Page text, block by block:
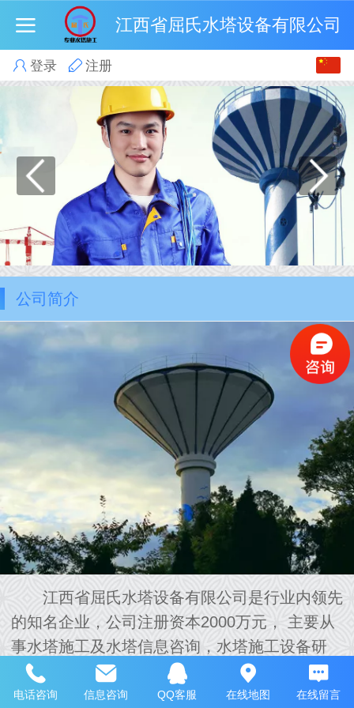
江西省屈氏水塔设备有限公司
登录 注册
English
公司简介
江西省屈氏水塔设备有限公司是行业内领先
的知名企业，公司注册资本2000万元， 主要从
事水塔施工及水塔信息咨询，水塔施工设备研
发、施工、出租，给排水工程技术指导，水塔及
水塔设备建筑材料销售经营服务。江西省屈氏水
电话咨询 信息咨询 QQ客服 在线地图 在线留言